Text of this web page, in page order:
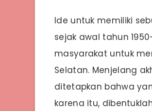
Ide untuk memiliki
sejak awal tahun
masyarakat untuk
Selatan. Menjelang
ditetapkan bahwa
karena itu,